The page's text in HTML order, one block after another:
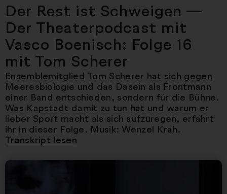
Der Rest ist Schweigen —
Der Theaterpodcast mit
Vasco Boenisch: Folge 16
mit Tom Scherer
Ensemblemitglied Tom Scherer hat sich gegen
Meeresbiologie und das Dasein als Frontmann
einer Band entschieden, sondern für die Bühne.
Was Kapstadt damit zu tun hat und warum er
lieber Sport macht als sich aufzuregen, erfahrt
ihr in dieser Folge. Musik: Wenzel Krah.
Transkript lesen
Nächster Artikel